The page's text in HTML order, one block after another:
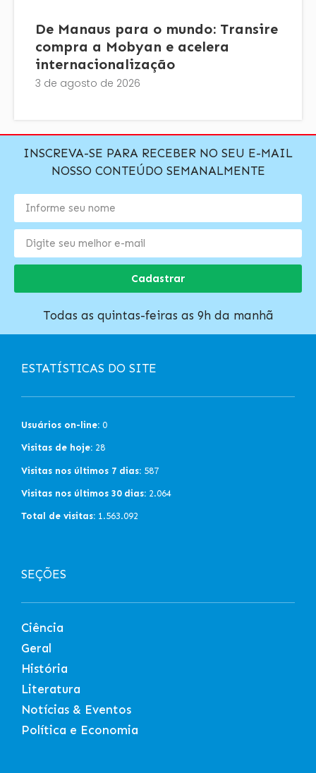
De Manaus para o mundo: Transire
compra a Mobyan e acelera
internacionalização
3 de agosto de 2026
INSCREVA-SE PARA RECEBER NO SEU E-MAIL
NOSSO CONTEÚDO SEMANALMENTE
Cadastrar
Todas as quintas-feiras as 9h da manhã
ESTATÍSTICAS DO SITE
Usuários on-line: 0
Visitas de hoje: 28
Visitas nos últimos 7 dias: 587
Visitas nos últimos 30 dias: 2.064
Total de visitas: 1.563.092
SEÇÕES
Ciência
Geral
História
Literatura
Notícias & Eventos
Política e Economia